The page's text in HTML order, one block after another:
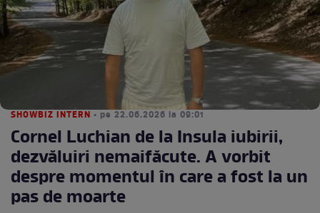
SHOWBIZ INTERN • pe 22.06.2026 la 09:01
Cornel Luchian de la Insula iubirii,
dezvăluiri nemaifăcute. A vorbit
despre momentul în care a fost la un
pas de moarte